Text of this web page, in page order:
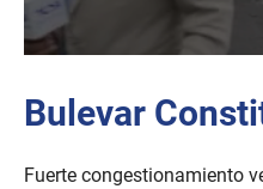
Bulevar
Fuerte congestionamiento